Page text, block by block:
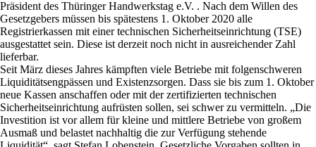
Präsident des Thüringer Handwerkstag e.V. . Nach dem Willen des
Gesetzgebers müssen bis spätestens 1. Oktober 2020 alle
Registrierkassen mit einer technischen Sicherheitseinrichtung (TSE)
ausgestattet sein. Diese ist derzeit noch nicht in ausreichender Zahl
lieferbar.
Seit März dieses Jahres kämpften viele Betriebe mit folgenschweren
Liquiditätsengpässen und Existenzsorgen. Dass sie bis zum 1. Oktober
neue Kassen anschaffen oder mit der zertifizierten technischen
Sicherheitseinrichtung aufrüsten sollen, sei schwer zu vermitteln. „Die
Investition ist vor allem für kleine und mittlere Betriebe von großem
Ausmaß und belastet nachhaltig die zur Verfügung stehende